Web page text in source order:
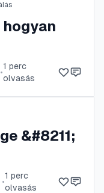
hogyan
•
1 perc
olvasás
&#8211;
•
1 perc
olvasás